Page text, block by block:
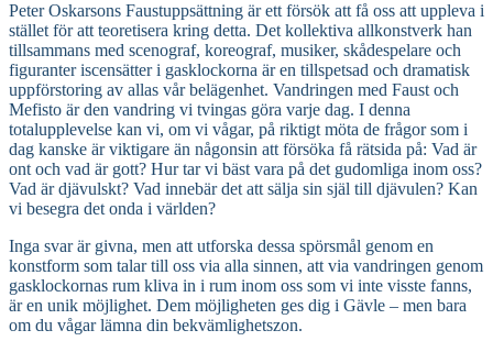
Peter Oskarsons Faustuppsättning är ett försök att få oss att uppleva i
stället för att teoretisera kring detta. Det kollektiva allkonstverk han
tillsammans med scenograf, koreograf, musiker, skådespelare och
figuranter iscensätter i gasklockorna är en tillspetsad och dramatisk
uppförstoring av allas vår belägenhet. Vandringen med Faust och
Mefisto är den vandring vi tvingas göra varje dag. I denna
totalupplevelse kan vi, om vi vågar, på riktigt möta de frågor som i
dag kanske är viktigare än någonsin att försöka få rätsida på: Vad är
ont och vad är gott? Hur tar vi bäst vara på det gudomliga inom oss?
Vad är djävulskt? Vad innebär det att sälja sin själ till djävulen? Kan
vi besegra det onda i världen?
Inga svar är givna, men att utforska dessa spörsmål genom en
konstform som talar till oss via alla sinnen, att via vandringen genom
gasklockornas rum kliva in i rum inom oss som vi inte visste fanns,
är en unik möjlighet. Dem möjligheten ges dig i Gävle – men bara
om du vågar lämna din bekvämlighetszon.